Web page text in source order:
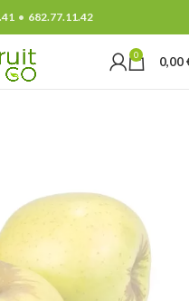
• 682.77.11.42
0 0,00